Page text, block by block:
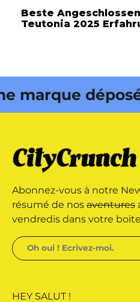
Beste
Teutonia 2025
déposée •
déposée •
par Buena
Abonnez-vous à notre
résumé de nos aventures
vendredis dans votre
HEY SALUT !